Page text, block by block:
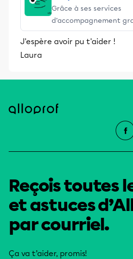
Grâce à ses services
d’accompagnement
stimulants, Alloprof
et leurs parents dans
J'espère avoir pu t'aider !
Laura
Reçois toutes
et astuces
par courriel.
Ça va t’aider, promis!